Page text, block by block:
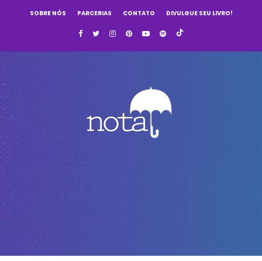
SOBRE NÓS PARCERIAS CONTATO DIVULGUE SEU LIVRO!